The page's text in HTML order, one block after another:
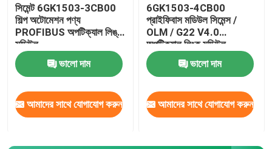
স্ব-লকিং ক্যাবল টাই
সিমেন্ট 6GK1503-3CB00
শিল্প অটোমেশন পণ্য
PROFIBUS অপটিক্যাল লিঙ্ক
মডিউল
ভালো দাম
আমাদের সাথে যোগাযোগ করুন
6GK1503-4CB00
প্রাইফিবাস মডিউল সিমেন্স /
OLM / G22 V4.0
অপটিক্যাল লিংক মডিউল
ভালো দাম
আমাদের সাথে যোগাযোগ করুন